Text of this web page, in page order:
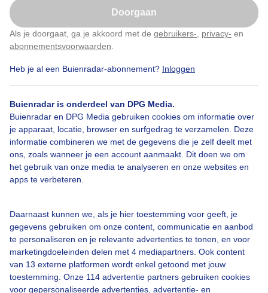
Doorgaan
Als je doorgaat, ga je akkoord met de gebruikers- privacy- en
abonnementsvoorwaarden
Heb je al een Buienradar-abonnement? Inloggen
Buienradar is onderdeel van DPG Media.
Buienradar en DPG Media gebruiken cookies om informatie over
je apparaat, locatie, browser en surfgedrag te verzamelen. Deze
informatie combineren we met de gegevens die je zelf deelt met
ons, zoals wanneer je een account aanmaakt. Dit doen we om
het gebruik van onze media te analyseren en onze websites en
apps te verbeteren.
Daarnaast kunnen we, als je hier toestemming voor geeft, je
gegevens gebruiken om onze content, communicatie en aanbod
te personaliseren en je relevante advertenties te tonen, en voor
marketingdoeleinden delen met 4 mediapartners. Ook content
van 13 externe platformen wordt enkel getoond met jouw
toestemming. Onze 114 advertentie partners gebruiken cookies
voor gepersonaliseerde advertenties, advertentie- en
Over Buienradar
Bedrijfsgegevens
Veelgestelde vragen
Contact
Toegankelijkheid
Buienradar Team
Privacy beleid
Cookie beleid
Privacy instellingen
Klik hierom dit aan te passen